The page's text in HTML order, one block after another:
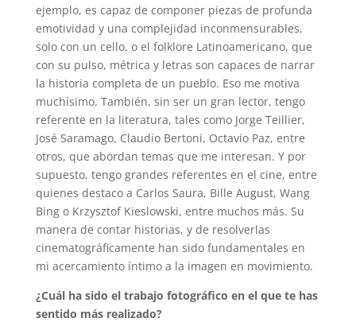
ejemplo, es capaz de componer piezas de profunda
emotividad y una complejidad inconmensurables,
solo con un cello, o el folklore Latinoamericano, que
con su pulso, métrica y letras son capaces de narrar
la historia completa de un pueblo. Eso me motiva
muchísimo. También, sin ser un gran lector, tengo
referente en la literatura, tales como Jorge Teillier,
José Saramago, Claudio Bertoni, Octavio Paz, entre
otros, que abordan temas que me interesan. Y por
supuesto, tengo grandes referentes en el cine, entre
quienes destaco a Carlos Saura, Bille August, Wang
Bing o Krzysztof Kieslowski, entre muchos más. Su
manera de contar historias, y de resolverlas
cinematográficamente han sido fundamentales en
mi acercamiento íntimo a la imagen en movimiento.
¿Cuál ha sido el trabajo fotográfico en el que te has
sentido más realizado?